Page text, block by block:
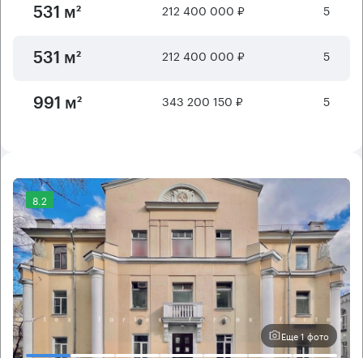
531 м² 212 400 000 ₽ 5
531 м² 212 400 000 ₽ 5
991 м² 343 200 150 ₽ 5
8.2
Еще 1 фото